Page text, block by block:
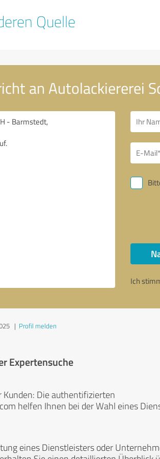
Quelle
an Autolackiererei
Ich
| Profil melden
Expertensuche
Die authentifizierten
helfen Ihnen bei der Wahl eines
eines Dienstleisters oder